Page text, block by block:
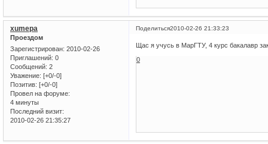
Поделиться2010-02-26 21:33:23
xumepa
Проездом
Зарегистрирован: 2010-02-26
Приглашений: 0
Сообщений: 2
Уважение: [+0/-0]
Позитив: [+0/-0]
Провел на форуме:
4 минуты
Последний визит:
2010-02-26 21:35:27
Щас я учусь в МарГТУ, 4 курс бакалавр
0